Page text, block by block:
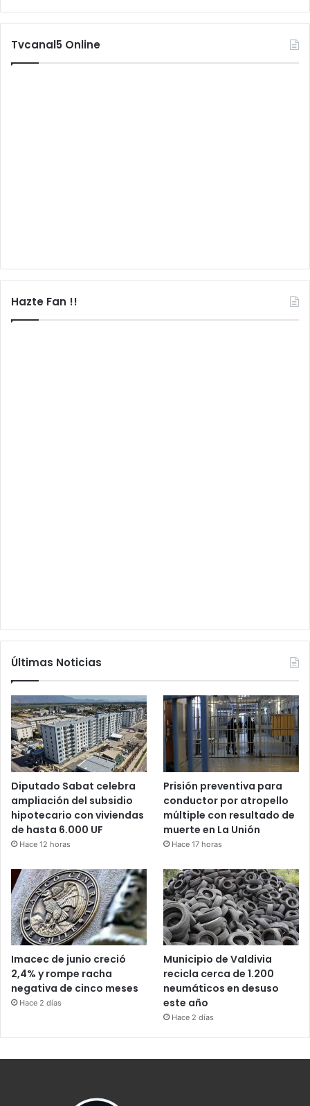
Tvcanal5 Online
Hazte Fan !!
Últimas Noticias
Diputado Sabat celebra
ampliación del subsidio
hipotecario con viviendas
de hasta 6.000 UF
Hace 12 horas
Prisión preventiva para
conductor por atropello
múltiple con resultado de
muerte en La Unión
Hace 17 horas
Imacec de junio creció
2,4% y rompe racha
negativa de cinco meses
Hace 2 días
Municipio de Valdivia
recicla cerca de 1.200
neumáticos en desuso
este año
Hace 2 días